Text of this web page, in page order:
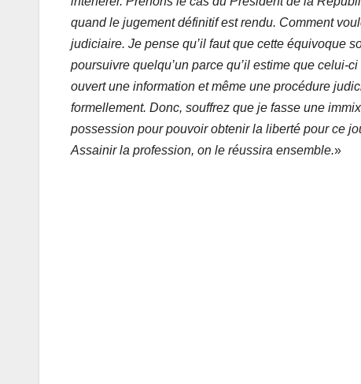
quand le jugement définitif est rendu. Comment
judiciaire. Je pense qu’il faut que cette équivoque
poursuivre quelqu’un parce qu’il estime que celui-
ouvert une information et même une procédure
formellement. Donc, souffrez que je fasse une
possession pour pouvoir obtenir la liberté pour ce
Assainir la profession, on le réussira ensemble.»